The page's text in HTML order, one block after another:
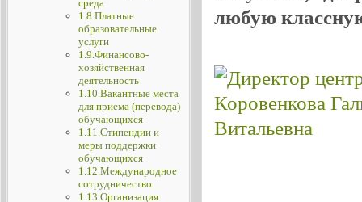
среда
1.8.Платные
образовательные
услуги
1.9.Финансово-
хозяйственная
деятельность
1.10.Вакантные места
для приема (перевода)
обучающихся
1.11.Стипендии и
меры поддержки
обучающихся
1.12.Международное
сотрудничество
1.13.Организация
любую